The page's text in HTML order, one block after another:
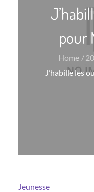
pour
Home
J’habille les
Jeunesse